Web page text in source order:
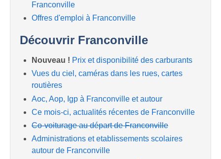
Franconville
Offres d'emploi à Franconville
Découvrir Franconville
Nouveau ! Prix et disponibilité des carburants
Vues du ciel, caméras dans les rues, cartes
routières
Aoc, Aop, Igp à Franconville et autour
Ce mois-ci, actualités récentes de Franconville
Co-voiturage au départ de Franconville
Administrations et etablissements scolaires
autour de Franconville